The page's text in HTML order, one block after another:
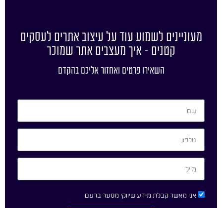
מעוניינים לשמוע עוד על עיצוב אתרים לעסקים
קטנים – איך מעצבים אתר שמוכר
השאירו פרטים ואחזור אליכם בהקדם
אני מאשר קבלת מידע שיווקי מסער ברעם